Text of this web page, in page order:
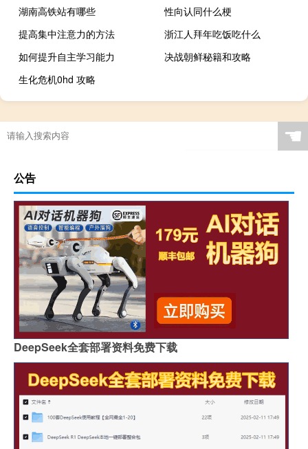
湖南高铁站有哪些
性向认同什么梗
提高集中注意力的方法
浙江人拜年吃饭吃什么
如何提升自主学习能力
决战朝鲜秘籍和攻略
生化危机0hd 攻略
☚
公告
DeepSeek全套部署资料免费下载